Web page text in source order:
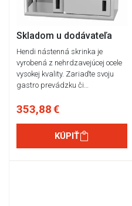
Skladom u dodávateľa
Hendi nástenná skrinka je
vyrobená z nehrdzavejúcej ocele
vysokej kvality. Zariaďte svoju
gastro prevádzku či…
353,88 €
KÚPIŤ